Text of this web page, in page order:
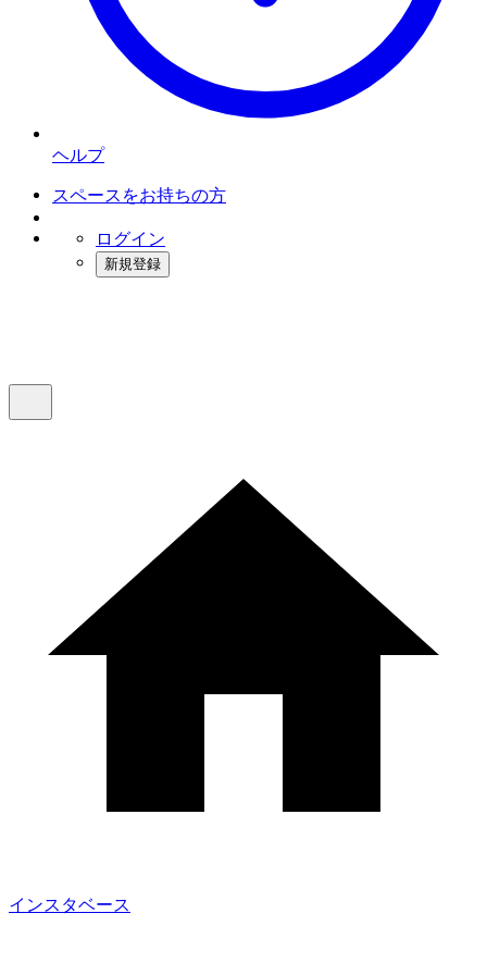
ヘルプ
スペースをお持ちの方
ログイン
新規登録
インスタベース